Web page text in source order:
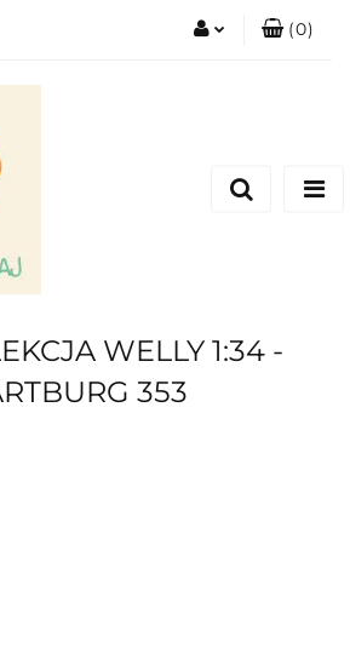
(0)
WELLY 1:34 -
353